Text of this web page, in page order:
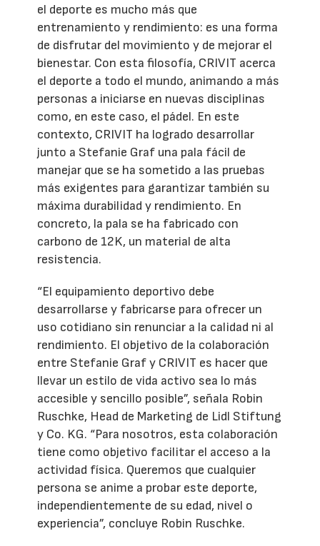
el deporte es mucho más que
entrenamiento y rendimiento: es una forma
de disfrutar del movimiento y de mejorar el
bienestar. Con esta filosofía, CRIVIT acerca
el deporte a todo el mundo, animando a más
personas a iniciarse en nuevas disciplinas
como, en este caso, el pádel. En este
contexto, CRIVIT ha logrado desarrollar
junto a Stefanie Graf una pala fácil de
manejar que se ha sometido a las pruebas
más exigentes para garantizar también su
máxima durabilidad y rendimiento. En
concreto, la pala se ha fabricado con
carbono de 12K, un material de alta
resistencia.
“El equipamiento deportivo debe
desarrollarse y fabricarse para ofrecer un
uso cotidiano sin renunciar a la calidad ni al
rendimiento. El objetivo de la colaboración
entre Stefanie Graf y CRIVIT es hacer que
llevar un estilo de vida activo sea lo más
accesible y sencillo posible”, señala Robin
Ruschke, Head de Marketing de Lidl Stiftung
y Co. KG. “Para nosotros, esta colaboración
tiene como objetivo facilitar el acceso a la
actividad física. Queremos que cualquier
persona se anime a probar este deporte,
independientemente de su edad, nivel o
experiencia”, concluye Robin Ruschke.